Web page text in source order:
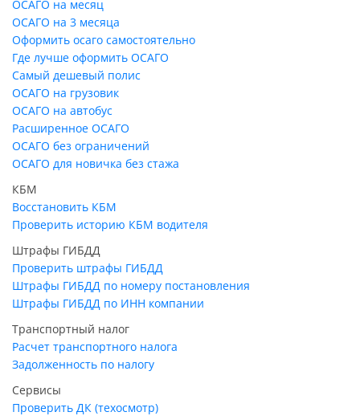
ОСАГО на месяц
ОСАГО на 3 месяца
Оформить осаго самостоятельно
Где лучше оформить ОСАГО
Самый дешевый полис
ОСАГО на грузовик
ОСАГО на автобус
Расширенное ОСАГО
ОСАГО без ограничений
ОСАГО для новичка без стажа
КБМ
Восстановить КБМ
Проверить историю КБМ водителя
Штрафы ГИБДД
Проверить штрафы ГИБДД
Штрафы ГИБДД по номеру постановления
Штрафы ГИБДД по ИНН компании
Транспортный налог
Расчет транспортного налога
Задолженность по налогу
Сервисы
Проверить ДК (техосмотр)